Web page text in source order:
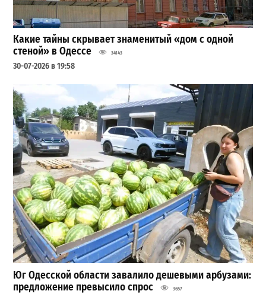
Какие тайны скрывает знаменитый «дом с одной
стеной» в Одессе
34143
30-07-2026 в 19:58
Юг Одесской области завалило дешевыми арбузами:
предложение превысило спрос
3657